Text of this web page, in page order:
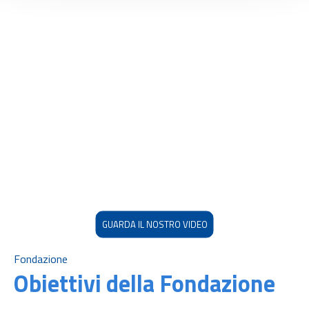
GUARDA IL NOSTRO VIDEO
Fondazione
Obiettivi della Fondazione